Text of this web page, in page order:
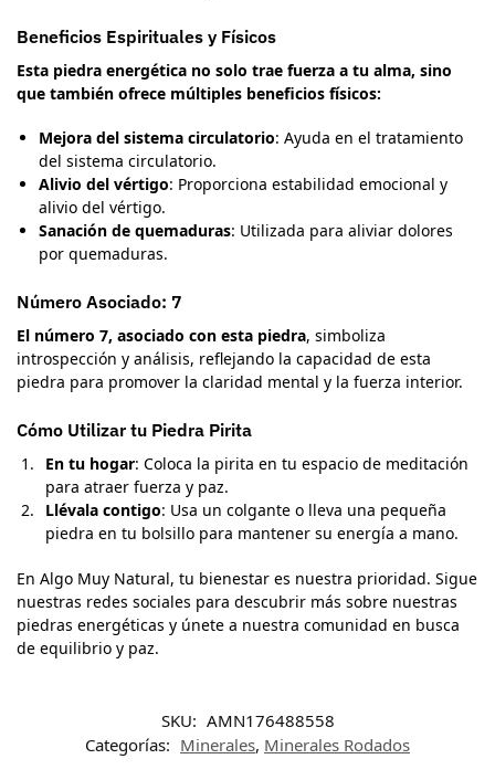
Beneficios Espirituales y Físicos
Esta piedra energética no solo trae fuerza a tu alma, sino
que también ofrece múltiples beneficios físicos:
Mejora del sistema circulatorio: Ayuda en el tratamiento
del sistema circulatorio.
Alivio del vértigo: Proporciona estabilidad emocional y
alivio del vértigo.
Sanación de quemaduras: Utilizada para aliviar dolores
por quemaduras.
Número Asociado: 7
El número 7, asociado con esta piedra, simboliza
introspección y análisis, reflejando la capacidad de esta
piedra para promover la claridad mental y la fuerza interior.
Cómo Utilizar tu Piedra Pirita
En tu hogar: Coloca la pirita en tu espacio de meditación
para atraer fuerza y paz.
Llévala contigo: Usa un colgante o lleva una pequeña
piedra en tu bolsillo para mantener su energía a mano.
En Algo Muy Natural, tu bienestar es nuestra prioridad. Sigue
nuestras redes sociales para descubrir más sobre nuestras
piedras energéticas y únete a nuestra comunidad en busca
de equilibrio y paz.
SKU: AMN176488558
Categorías: Minerales, Minerales Rodados